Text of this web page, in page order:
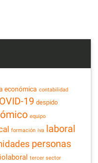
económica contabilidad
19 despido
equipo
formación iva laboral
personas
tercer sector